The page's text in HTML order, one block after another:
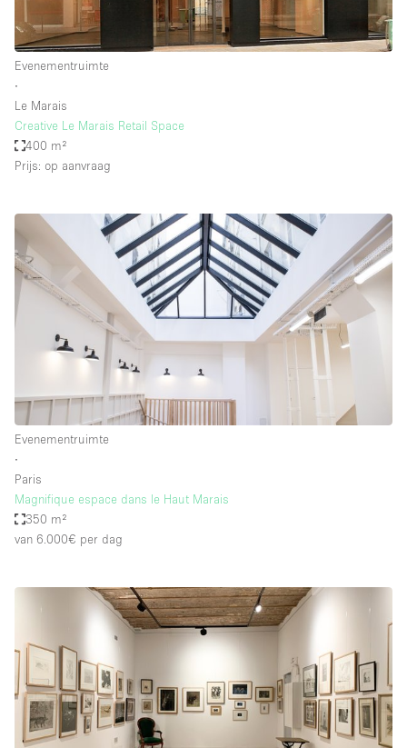
Evenementruimte
∙
Le Marais
Creative Le Marais Retail Space
400 m²
Prijs: op aanvraag
Evenementruimte
∙
Paris
Magnifique espace dans le Haut Marais
350 m²
van 6.000€ per dag